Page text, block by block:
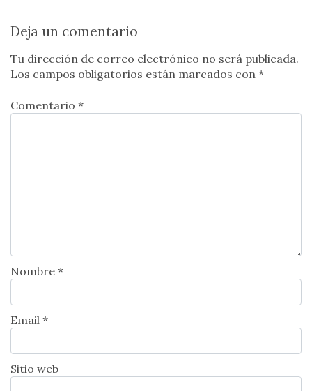
Deja un comentario
Tu dirección de correo electrónico no será publicada.
Los campos obligatorios están marcados con *
Comentario *
Nombre *
Email *
Sitio web